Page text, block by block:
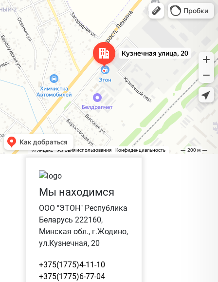
Жодино
Кузнечная улица, 20 — Яндекс Карты
Мы находимся
ООО "ЭТОН" Республика
Беларусь 222160,
Минская обл., г.Жодино,
ул.Кузнечная, 20
+375(1775)4-11-10
+375(1775)6-77-04